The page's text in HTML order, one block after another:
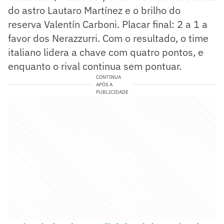
do astro Lautaro Martínez e o brilho do
reserva Valentín Carboni. Placar final: 2 a 1 a
favor dos Nerazzurri. Com o resultado, o time
italiano lidera a chave com quatro pontos, e
enquanto o rival continua sem pontuar.
CONTINUA
APÓS A
PUBLICIDADE